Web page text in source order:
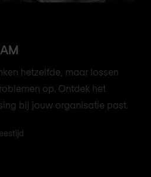
hetzelfde, maar lossen
op. Ontdek het
bij jouw organisatie past.